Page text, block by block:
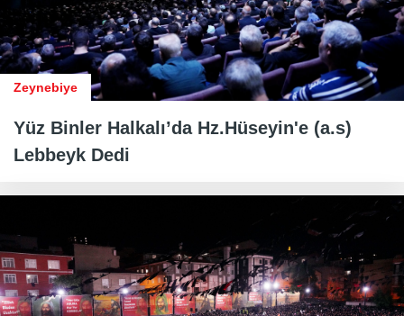
Zeynebiye
Yüz Binler Halkalı’da Hz.Hüseyin'e (a.s)
Lebbeyk Dedi